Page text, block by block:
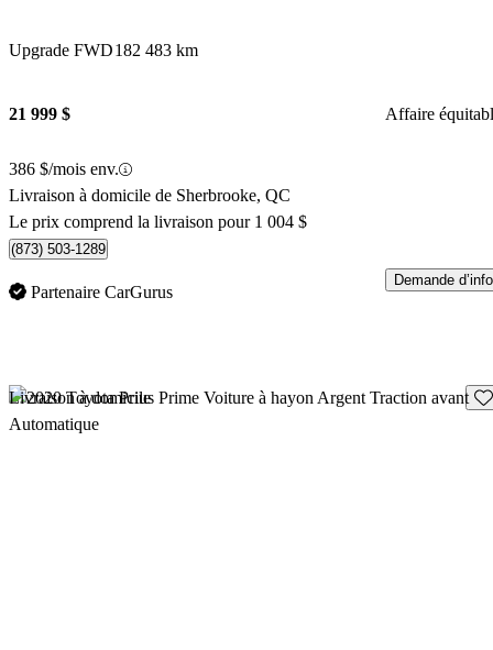
Upgrade FWD182 483 km
21 999 $ Affaire
386 $/mois env.
Livraison à domicile de Sherbrooke, QC
Le prix comprend la livraison pour 1 004 $
(873) 503-1289
Partenaire CarGurus
Demande d’info
Livraison à domicile